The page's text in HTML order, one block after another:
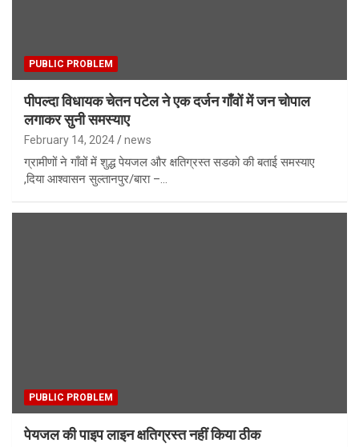
PUBLIC PROBLEM
पीपल्दा विधायक चेतन पटेल ने एक दर्जन गाँवों में जन चोपाल
लगाकर सुनी समस्याए
February 14, 2024 news
ग्रामीणों ने गाँवों में शुद्ध पेयजल और क्षतिग्रस्त सडको की बताई समस्याए
,दिया आश्वासन सुल्तानपुर/बारा –…
PUBLIC PROBLEM
पेयजल की पाइप लाइन क्षतिग्रस्त नहीं किया ठीक